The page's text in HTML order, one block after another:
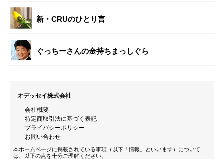
新・CRUのひとり言
ぐっちーさんの金持ちまっしぐら
オデッセイ株式会社
会社概要
特定商取引法に基づく表記
プライバシーポリシー
お問い合わせ
本ホームページに掲載されている事項（以下「情報」といいます）について
は、以下の点を十分ご理解ください。